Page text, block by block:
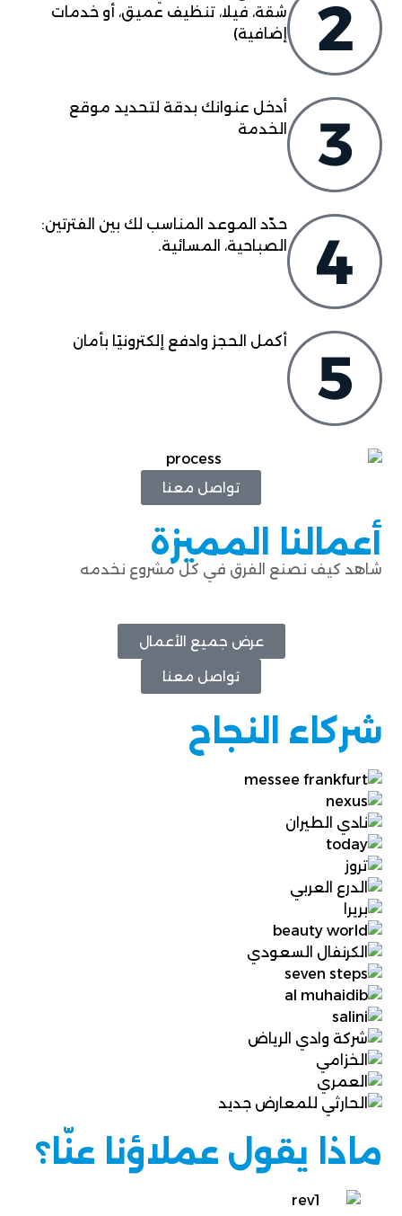
شقة، فيلا، تنظيف عميق، أو خدمات
إضافية)
أدخل عنوانك بدقة لتحديد موقع
الخدمة
حدّد الموعد المناسب لك بين الفترتين:
الصباحية، المسائية.
أكمل الحجز وادفع إلكترونيًا بأمان
تواصل معنا
أعمالنا المميزة
شاهد كيف نصنع الفرق في كل مشروع نخدمه
عرض جميع الأعمال
تواصل معنا
شركاء النجاح
ماذا يقول عملاؤنا عنّا؟